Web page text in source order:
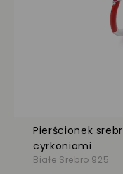
Pierścionek
cyrkoniami
Białe Srebro 925